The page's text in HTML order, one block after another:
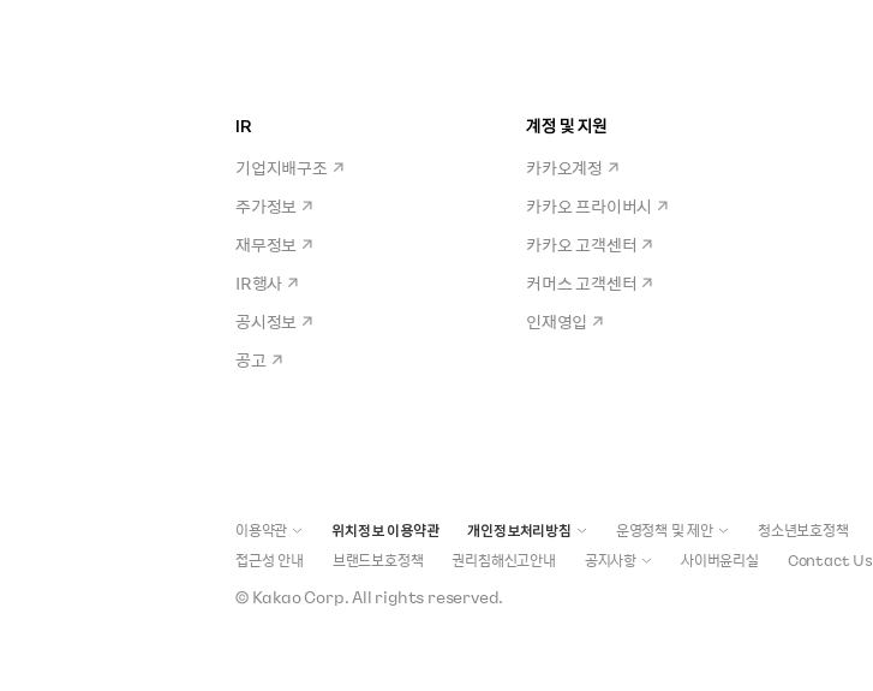
IR
기업지배구조
주가정보
재무정보
IR행사
공시정보
공고
계정 및 지원
카카오계정
카카오 프라이버시
카카오 고객센터
커머스 고객센터
인재영입
이용약관 위치정보 이용약관 개인정보처리방침 운영정책 및 제안
청소년보호정책
접근성 안내
브랜드보호정책 권리침해신고안내 공지사항 사이버윤리실 Contact Us
© Kakao Corp.All rights reserved.